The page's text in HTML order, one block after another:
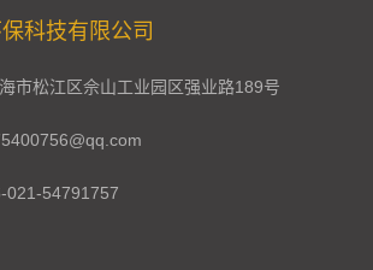
科技有限公司
市松江区佘山工业园区强业路189号
021-54791757